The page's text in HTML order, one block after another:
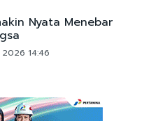
Nyata Menebar
14:46